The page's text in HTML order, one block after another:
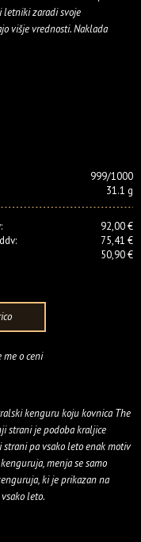
letniki zaradi svoje
višje vrednosti. Naklada
999/1000
31.1 g
92,00 €
75,41 €
50,90 €
me o ceni
kenguru koju kovnica The
strani je podoba kraljice
pa vsako leto enak motiv
menja se samo
ki je prikazan na
leto.